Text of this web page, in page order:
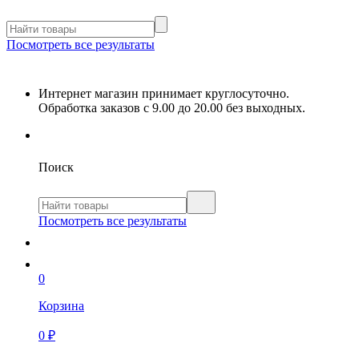
Посмотреть все результаты
Интернет магазин принимает круглосуточно.
Обработка заказов с 9.00 до 20.00 без выходных.
Поиск
Посмотреть все результаты
0
Корзина
0 ₽